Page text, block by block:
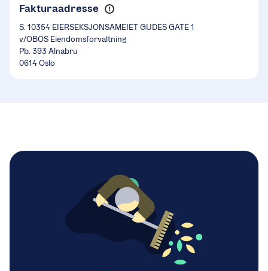
Fakturaadresse
S. 10354 EIERSEKSJONSAMEIET GUDES GATE 1
v/OBOS Eiendomsforvaltning
Pb. 393 Alnabru
0614 Oslo